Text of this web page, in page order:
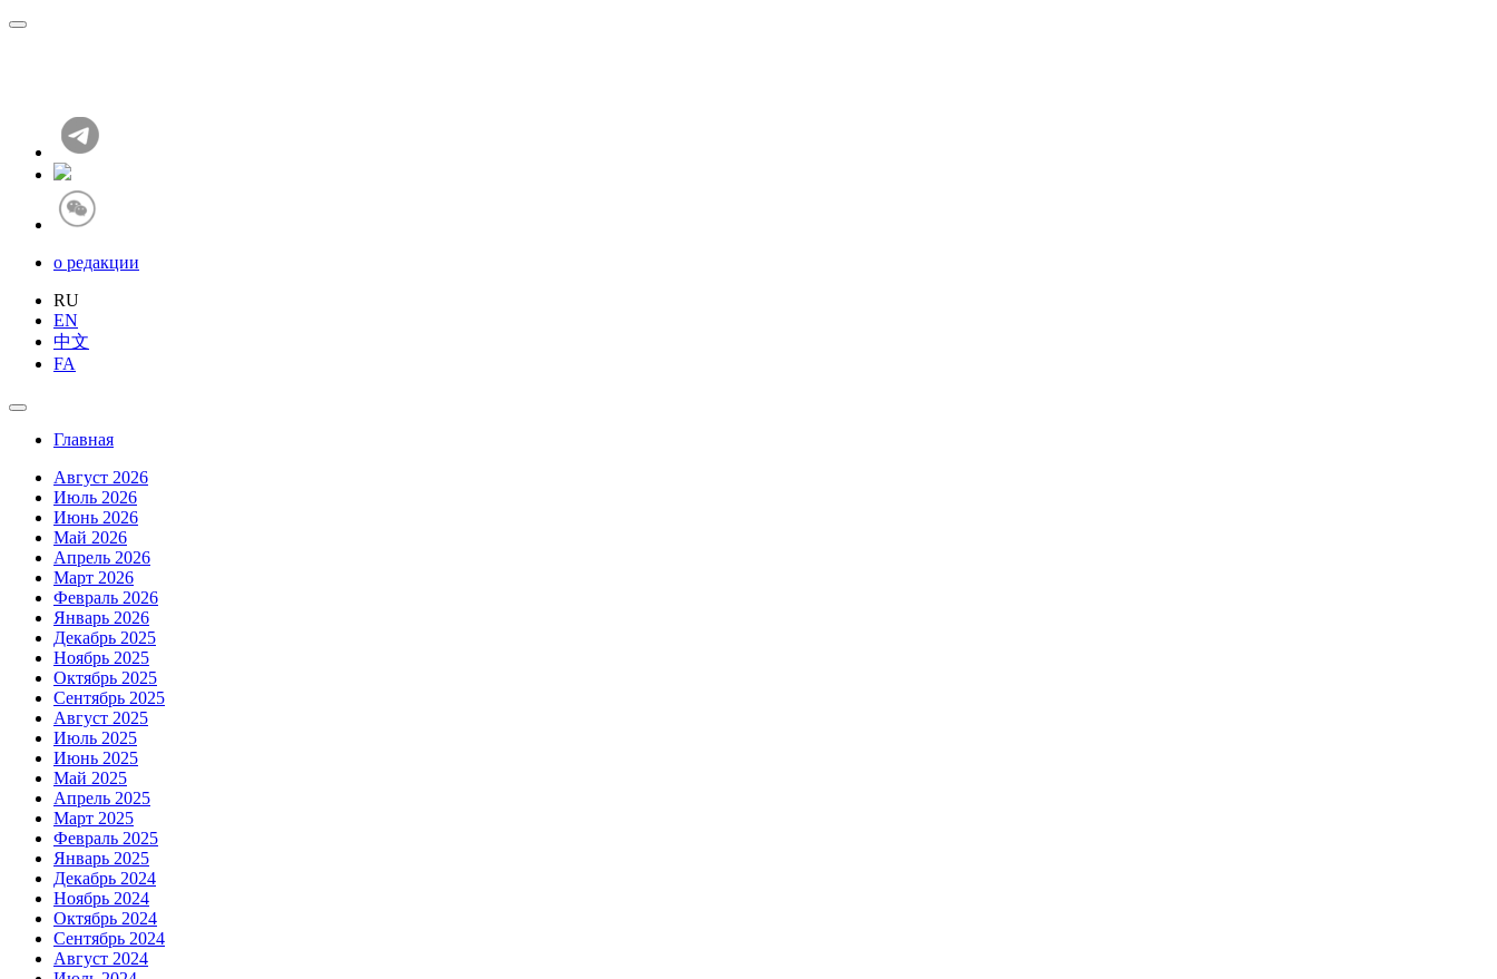
о редакции
RU
EN
中文
FA
Главная
Август 2026
Июль 2026
Июнь 2026
Май 2026
Апрель 2026
Март 2026
Февраль 2026
Январь 2026
Декабрь 2025
Ноябрь 2025
Октябрь 2025
Сентябрь 2025
Август 2025
Июль 2025
Июнь 2025
Май 2025
Апрель 2025
Март 2025
Февраль 2025
Январь 2025
Декабрь 2024
Ноябрь 2024
Октябрь 2024
Сентябрь 2024
Август 2024